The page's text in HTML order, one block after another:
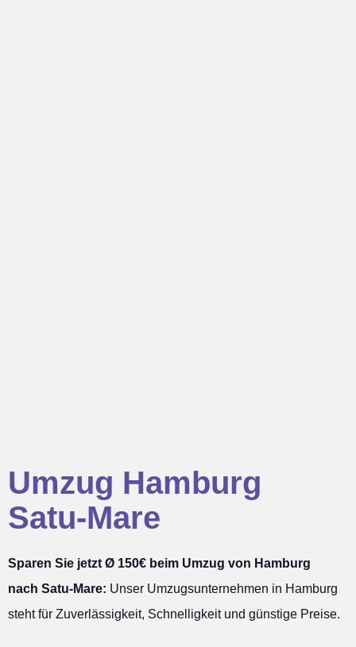
Umzug Hamburg
Satu-Mare
Sparen Sie jetzt Ø 150€ beim Umzug von Hamburg
nach Satu-Mare: Unser Umzugsunternehmen in Hamburg
steht für Zuverlässigkeit, Schnelligkeit und günstige Preise.